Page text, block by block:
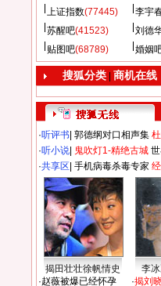
上证指数(77445) 李宇
苏醒吧(41523) 刘德
贴图吧(68789) 婚姻
搜狐分类| 商机在线
·听评书 郭德纲对口相声集
·听小说 鬼吹灯1-精绝古城
·共享区 手机病毒杀毒专家
揭田壮壮徐帆情史 李
·赵薇被爆已经怀孕
·揭刘